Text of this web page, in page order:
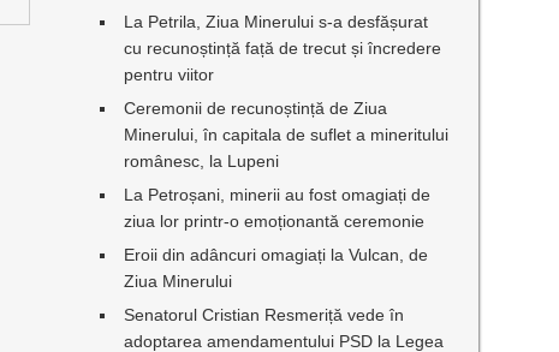
La Petrila, Ziua Minerului s-a desfășurat
cu recunoștință față de trecut și încredere
pentru viitor
Ceremonii de recunoștință de Ziua
Minerului, în capitala de suflet a mineritului
românesc, la Lupeni
La Petroșani, minerii au fost omagiați de
ziua lor printr-o emoționantă ceremonie
Eroii din adâncuri omagiați la Vulcan, de
Ziua Minerului
Senatorul Cristian Resmeriță vede în
adoptarea amendamentului PSD la Legea